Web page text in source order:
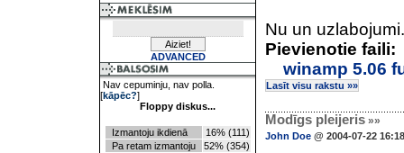
ADVANCED
Nav cepuminju, nav polla.
[kāpēc?]
Floppy diskus...
Izmantoju ikdienā
16% (111)
Pa retam izmantoju
52% (354)
Nu un
Pievienotie faili:
winamp 5.06
Lasīt visu rakstu »»
Modīgs pleijeris »»
John Doe @ 2004-07-22 16:18